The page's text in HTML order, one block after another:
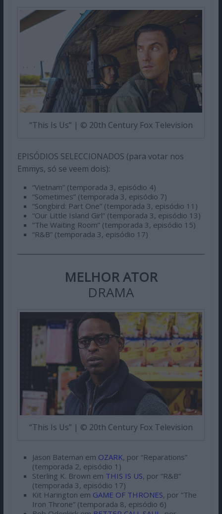
“This Is Us” | © 20th Century Fox Television
EPISÓDIOS SELECCIONADOS (para votar nos
Emmys, só se veem dois):
“Vietnam” (temporada 3, episódio 4)
“Sometimes” (temporada 3, episódio 7)
“Songbird: Part One” (temporada 3, episódio 11)
“Our Little Island Girl” (temporada 3, episódio 13)
“The Waiting Room” (temporada 3, episódio 15)
“R&B” (temporada 3, episódio 17)
MELHOR ATOR
DRAMA
“This Is Us” | © 20th Century Fox Television
Jason Bateman em OZARK, por “Reparations”
(temporada 2, episódio 1)
Sterling K. Brown em THIS IS US, por “R&B”
(temporada 3, episódio 17)
Kit Harington em GAME OF THRONES, por “The
Iron Throne” (temporada 8, episódio 6)